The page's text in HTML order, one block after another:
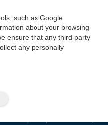
お問い合わせ
キャリア
such as Google
about your browsing
ensure that any third-party
any personally